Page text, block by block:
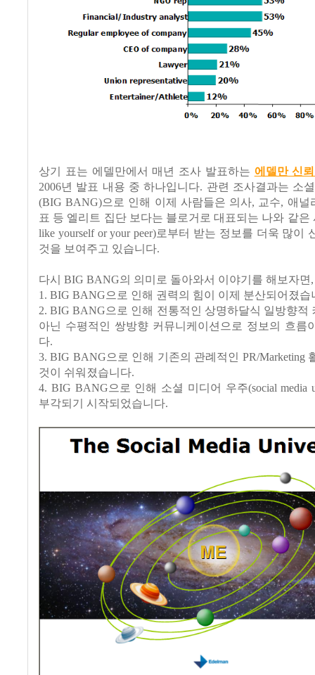
상기 표는 에델만에서 매년 조사 발표하는 에델만 신
2006년 발표 내용 중 하나입니다. 관련 조사결과는 소
(BIG BANG)으로 인해 이제 사람들은 의사, 교수, 애널
표 등 엘리트 집단 보다는 블로거로 대표되는 나와 같은
like yourself or your peer)로부터 받는 정보를 더욱 많이
것을 보여주고 있습니다.
다시 BIG BANG의 의미로 돌아와서 이야기를 해보자면,
1. BIG BANG으로 인해 권력의 힘이 이제 분산되어졌습
2. BIG BANG으로 인해 전통적인 상명하달식 일방향적
아닌 수평적인 쌍방향 커뮤니케이션으로 정보의 흐름
다.
3. BIG BANG으로 인해 기존의 관례적인 PR/Marketing
것이 쉬워졌습니다.
4. BIG BANG으로 인해 소셜 미디어 우주(social media
부각되기 시작되었습니다.